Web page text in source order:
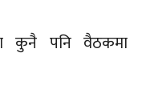
कुनै पनि वैठकमा